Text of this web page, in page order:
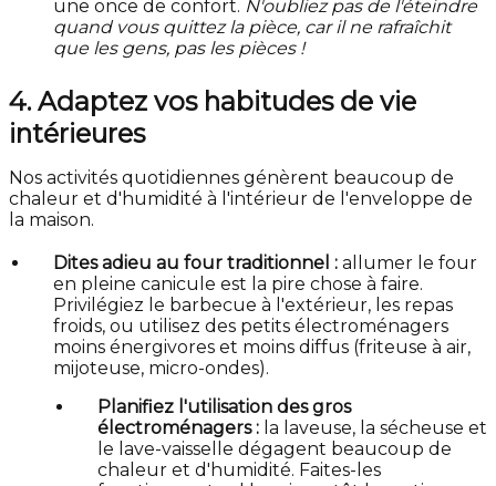
une once de confort. N'oubliez pas de l'éteindre
quand vous quittez la pièce, car il ne rafraîchit
que les gens, pas les pièces !
4. Adaptez vos habitudes de vie
intérieures
Nos activités quotidiennes génèrent beaucoup de
chaleur et d'humidité à l'intérieur de l'enveloppe de
la maison.
Dites adieu au four traditionnel : allumer le four
en pleine canicule est la pire chose à faire.
Privilégiez le barbecue à l'extérieur, les repas
froids, ou utilisez des petits électroménagers
moins énergivores et moins diffus (friteuse à air,
mijoteuse, micro-ondes).
Planifiez l'utilisation des gros
électroménagers : la laveuse, la sécheuse et
le lave-vaisselle dégagent beaucoup de
chaleur et d'humidité. Faites-les